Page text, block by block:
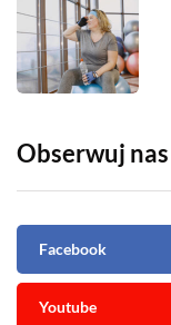
Obserwuj nas
Facebook
Youtube